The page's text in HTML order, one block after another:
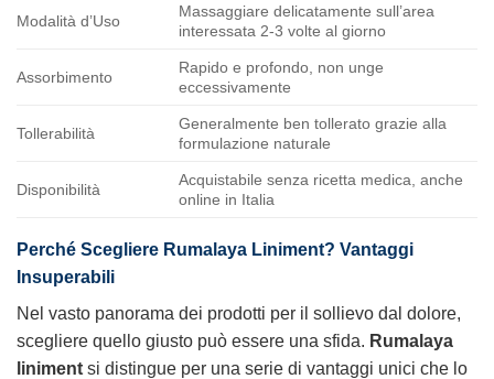
Modalità d’Uso
Massaggiare delicatamente sull’area
interessata 2-3 volte al giorno
Assorbimento
Rapido e profondo, non unge
eccessivamente
Tollerabilità
Generalmente ben tollerato grazie alla
formulazione naturale
Disponibilità
Acquistabile senza ricetta medica, anche
online in Italia
Perché Scegliere Rumalaya Liniment? Vantaggi
Insuperabili
Nel vasto panorama dei prodotti per il sollievo dal dolore,
scegliere quello giusto può essere una sfida. Rumalaya
liniment si distingue per una serie di vantaggi unici che lo